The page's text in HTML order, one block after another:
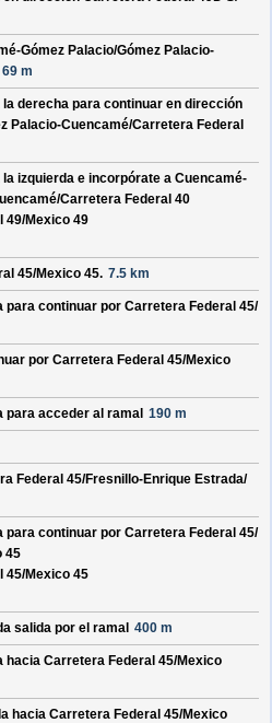
Gómez Palacio/Gómez Palacio-
69 m
derecha para continuar en dirección
Palacio-Cuencamé/Carretera Federal
izquierda e incorpórate a Cuencamé-
Carretera Federal 40
49/Mexico 49
45/Mexico 45. 7.5 km
para continuar por Carretera Federal 45/
por Carretera Federal 45/Mexico
para acceder al ramal 190 m
Federal 45/Fresnillo-Enrique Estrada/
para continuar por Carretera Federal 45/
45
45/Mexico 45
salida por el ramal 400 m
hacia Carretera Federal 45/Mexico
hacia Carretera Federal 45/Mexico